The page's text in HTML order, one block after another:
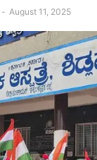
- August 11, 2025